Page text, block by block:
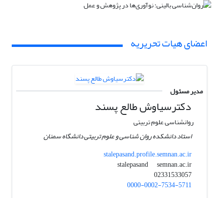
اعضای هیات تحریریه
مدیر مسئول
دکترسیاوش طالع پسند
روانشناسی علوم تربیتی
استاد دانشکده روان شناسی و علوم تربیتی دانشگاه سمنان
stalepasand.profile.semnan.ac.ir
stalepasand
semnan.ac.ir
02331533057
0000-0002-7534-5711